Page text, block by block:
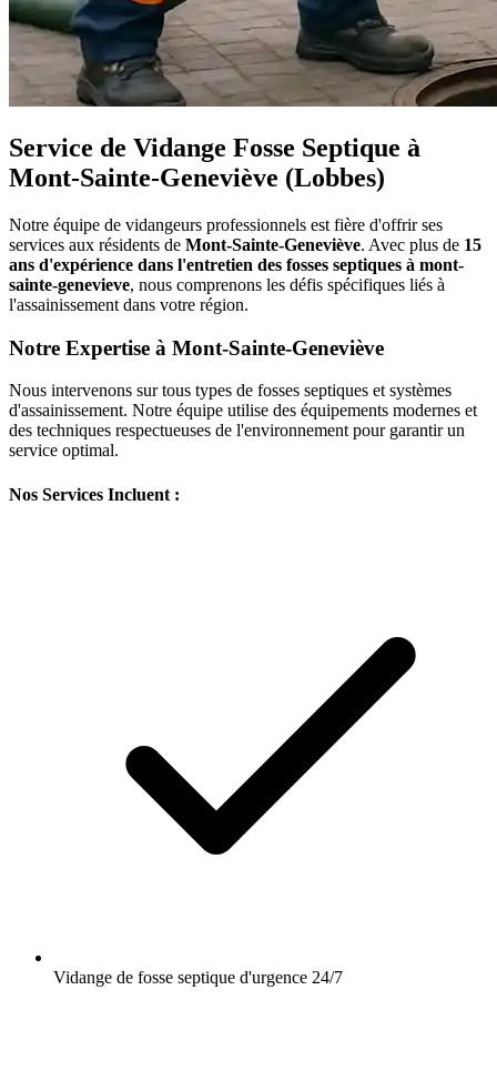
Service de Vidange Fosse Septique à
Mont-Sainte-Geneviève (Lobbes)
Notre équipe de vidangeurs professionnels est fière d'offrir ses
services aux résidents de Mont-Sainte-Geneviève. Avec plus de 15
ans d'expérience dans l'entretien des fosses septiques à mont-
sainte-genevieve, nous comprenons les défis spécifiques liés à
l'assainissement dans votre région.
Notre Expertise à Mont-Sainte-Geneviève
Nous intervenons sur tous types de fosses septiques et systèmes
d'assainissement. Notre équipe utilise des équipements modernes et
des techniques respectueuses de l'environnement pour garantir un
service optimal.
Nos Services Incluent :
Vidange de fosse septique d'urgence 24/7